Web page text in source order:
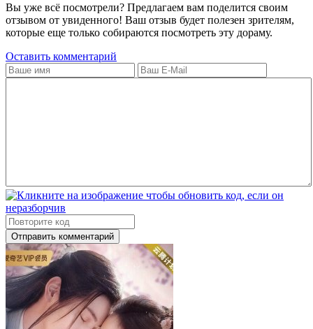
Вы уже всё посмотрели? Предлагаем вам поделится своим
отзывом от увиденного! Ваш отзыв будет полезен зрителям,
которые еще только собираются посмотреть эту дораму.
Оставить комментарий
Отправить комментарий